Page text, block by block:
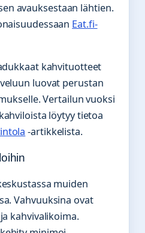
avauksestaan lähtien.
Eat.fi-
kahvituotteet
luovat perustan
Vertailun vuoksi
löytyy tietoa
-artikkelista.
muiden
Vahvuuksina ovat
kahvivalikoima.